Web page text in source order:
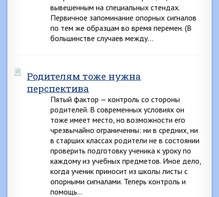
вывешенным на специальных стендах.
Первичное запоминание опорных сигналов
по тем же образцам во время перемен. (В
большинстве случаев между…
Родителям тоже нужна
перспектива
Пятый фактор — контроль со стороны
родителей. В современных условиях он
тоже имеет место, но возможности его
чрезвычайно ограниченны: ни в средних, ни
в старших классах родители не в состоянии
проверить подготовку ученика к уроку по
каждому из учебных предметов. Иное дело,
когда ученик приносит из школы листы с
опорными сигналами. Теперь контроль и
помощь…